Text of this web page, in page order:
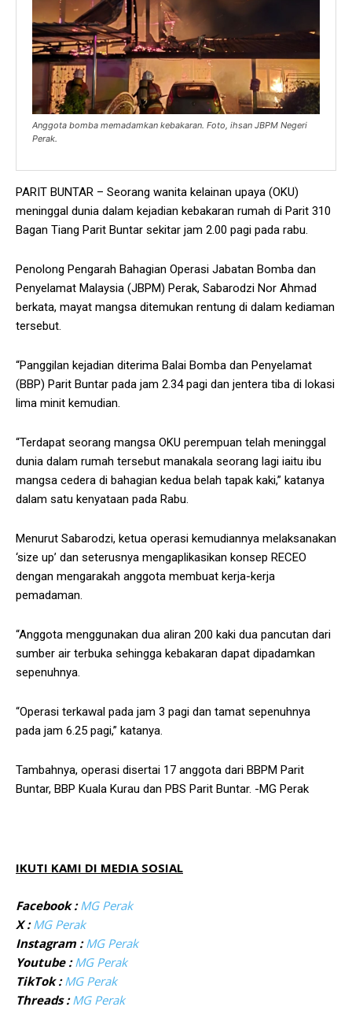
Anggota bomba memadamkan kebakaran. Foto, ihsan JBPM Negeri
Perak.
PARIT BUNTAR – Seorang wanita kelainan upaya (OKU)
meninggal dunia dalam kejadian kebakaran rumah di Parit 310
Bagan Tiang Parit Buntar sekitar jam 2.00 pagi pada rabu.
Penolong Pengarah Bahagian Operasi Jabatan Bomba dan
Penyelamat Malaysia (JBPM) Perak, Sabarodzi Nor Ahmad
berkata, mayat mangsa ditemukan rentung di dalam kediaman
tersebut.
“Panggilan kejadian diterima Balai Bomba dan Penyelamat
(BBP) Parit Buntar pada jam 2.34 pagi dan jentera tiba di lokasi
lima minit kemudian.
“Terdapat seorang mangsa OKU perempuan telah meninggal
dunia dalam rumah tersebut manakala seorang lagi iaitu ibu
mangsa cedera di bahagian kedua belah tapak kaki,” katanya
dalam satu kenyataan pada Rabu.
Menurut Sabarodzi, ketua operasi kemudiannya melaksanakan
‘size up’ dan seterusnya mengaplikasikan konsep RECEO
dengan mengarakah anggota membuat kerja-kerja
pemadaman.
“Anggota menggunakan dua aliran 200 kaki dua pancutan dari
sumber air terbuka sehingga kebakaran dapat dipadamkan
sepenuhnya.
“Operasi terkawal pada jam 3 pagi dan tamat sepenuhnya
pada jam 6.25 pagi,” katanya.
Tambahnya, operasi disertai 17 anggota dari BBPM Parit
Buntar, BBP Kuala Kurau dan PBS Parit Buntar. -MG Perak
IKUTI KAMI DI MEDIA SOSIAL
Facebook : MG Perak
X : MG Perak
Instagram : MG Perak
Youtube : MG Perak
TikTok : MG Perak
Threads : MG Perak